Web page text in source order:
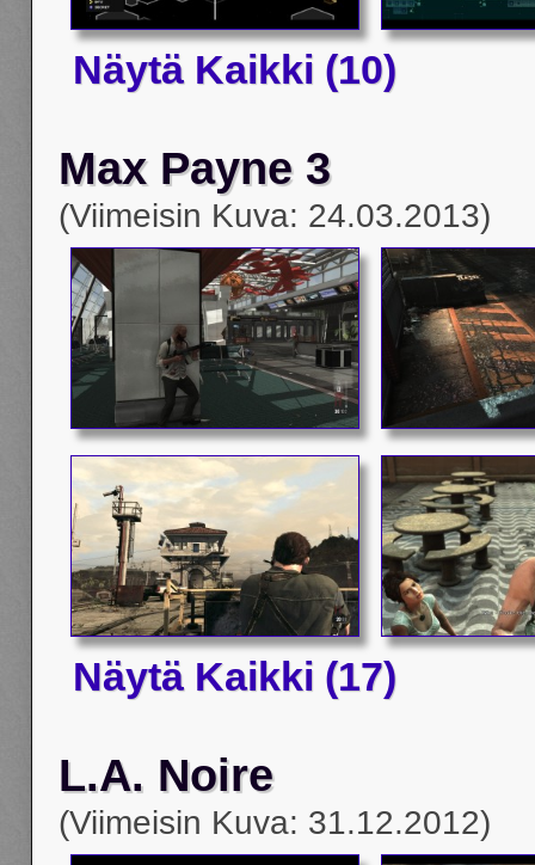
Näytä Kaikki (10)
Max Payne 3
(Viimeisin Kuva: 24.03.2013)
Näytä Kaikki (17)
L.A. Noire
(Viimeisin Kuva: 31.12.2012)